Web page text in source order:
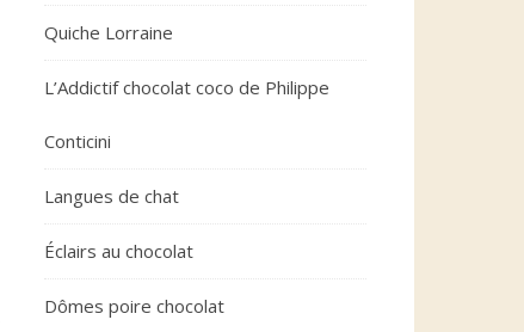
Quiche Lorraine
L’Addictif chocolat coco de Philippe
Conticini
Langues de chat
Éclairs au chocolat
Dômes poire chocolat